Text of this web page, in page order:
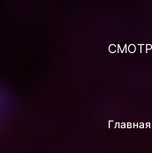
Главная